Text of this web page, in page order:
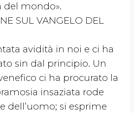
del mondo».
SUL VANGELO DEL
avidità in noi e ci ha
sin dal principio. Un
ci ha procurato la
insaziata rode
dell’uomo; si esprime